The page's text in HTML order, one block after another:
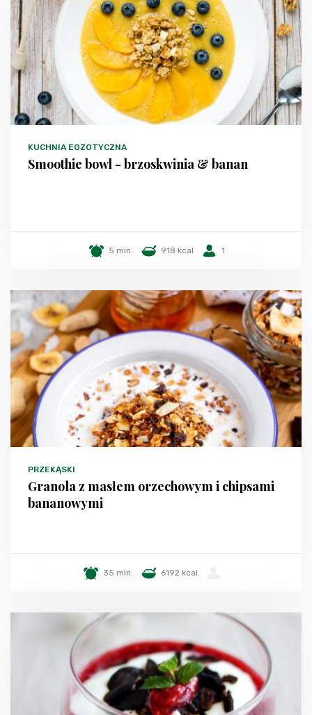
KUCHNIA EGZOTYCZNA
Smoothie bowl - brzoskwinia & banan
5 min. 918 kcal 1
PRZEKĄSKI
Granola z masłem orzechowym i chipsami
bananowymi
35 min. 6192 kcal